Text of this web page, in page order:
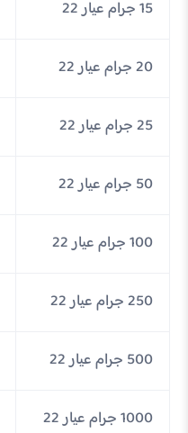
15 جرام عيار 22
20 جرام عيار 22
25 جرام عيار 22
50 جرام عيار 22
100 جرام عيار 22
250 جرام عيار 22
500 جرام عيار 22
1000 جرام عيار 22